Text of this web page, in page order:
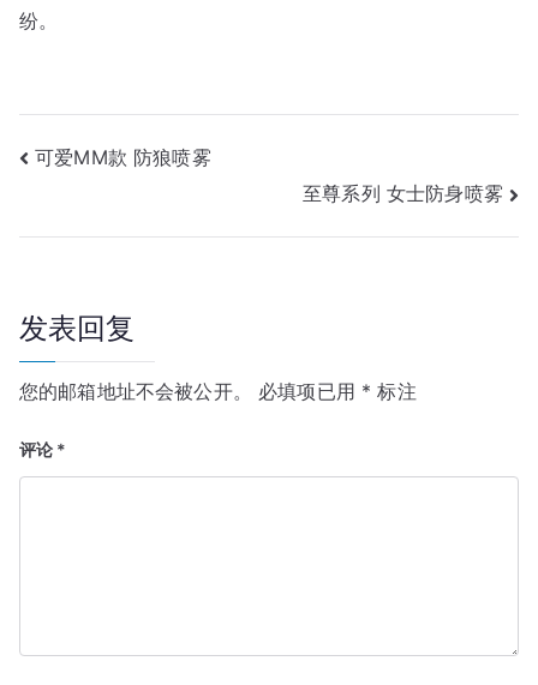
纷。
文
航
可爱MM款 防狼喷雾
至尊系列 女士防身喷雾
发表回复
您的邮箱地址不会被公开。 必填项已用 * 标注
评论 *